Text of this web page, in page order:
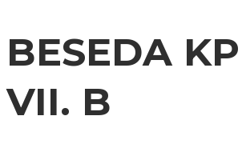
BESEDA
VII. B